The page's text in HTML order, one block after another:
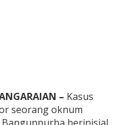
– Kasus
seorang oknum